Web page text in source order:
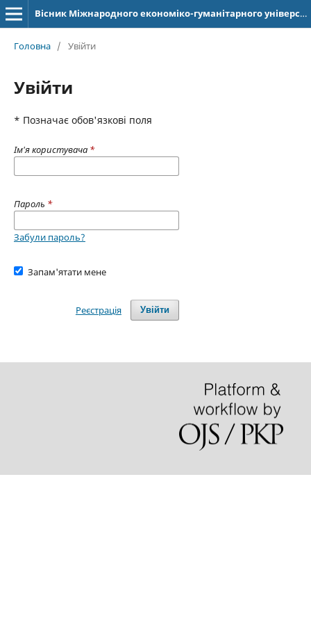
Вісник Міжнародного економіко-гуманітарного університету імені Академіка Степана Дем'янчука. Серія: Журналістика
Головна / Увійти
Увійти
* Позначає обов'язкові поля
Ім'я користувача *
Пароль *
Забули пароль?
Запам'ятати мене
Увійти
Реєстрація